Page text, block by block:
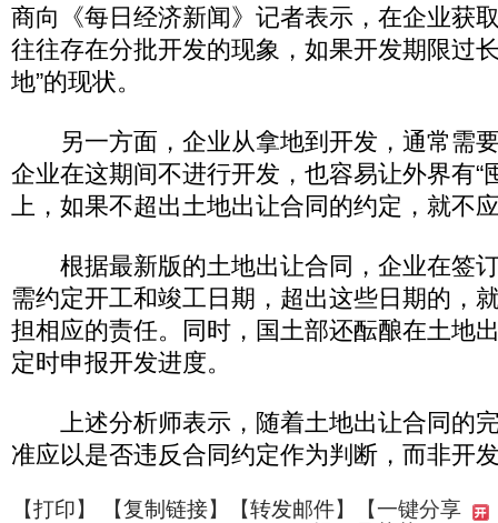
商向《每日经济新闻》记者表示，在企业获
往往存在分批开发的现象，如果开发期限过
地”的现状。
另一方面，企业从拿地到开发，通常需
企业在这期间不进行开发，也容易让外界有“
上，如果不超出土地出让合同的约定，就不
根据最新版的土地出让合同，企业在签
需约定开工和竣工日期，超出这些日期的，
担相应的责任。同时，国土部还酝酿在土地
定时申报开发进度。
上述分析师表示，随着土地出让合同的完
准应以是否违反合同约定作为判断，而非开
【打印】 【复制链接】【转发邮件】
【一键分享